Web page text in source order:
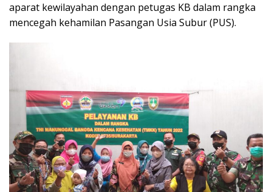
aparat kewilayahan dengan petugas KB dalam rangka
mencegah kehamilan Pasangan Usia Subur (PUS).